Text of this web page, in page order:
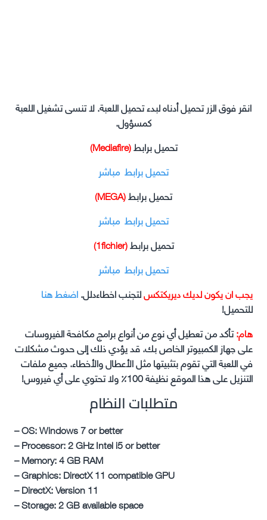
انقر فوق الزر تحميل أدناه لبدء تحميل اللعبة. لا تنسى تشغيل اللعبة
كمسؤول.
تحميل برابط(Mediafire)
تحميل برابط مباشر
تحميل برابط(MEGA)
تحميل برابط مباشر
تحميل برابط(1fichier)
تحميل برابط مباشر
يجب ان يكون لديك ديريكتكسلتجنب اخطاءدلل.اضغط هنا
للتحميل!
هام:تأكد من تعطيل أي نوع من أنواع برامج مكافحة الفيروسات
على جهاز الكمبيوتر الخاص بك. قد يؤدي ذلك إلى حدوث مشكلات
في اللعبة التي تقوم بتثبيتها مثل الأعطال والأخطاء. جميع ملفات
التنزيل على هذا الموقع نظيفة 100٪ ولا تحتوي على أي فيروس!
متطلبات النظام
– OS: Windows 7 or better
– Processor: 2 GHz Intel i5 or better
– Memory: 4 GB RAM
– Graphics: DirectX 11 compatible GPU
– DirectX: Version 11
– Storage: 2 GB available space